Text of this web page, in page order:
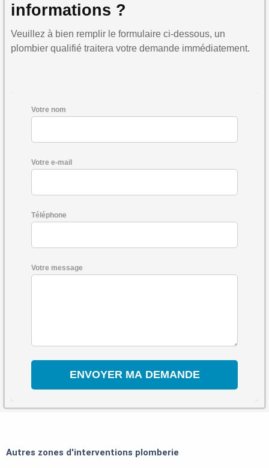
informations ?
Veuillez à bien remplir le formulaire ci-dessous, un
plombier qualifié traitera votre demande immédiatement.
Votre nom
Votre e-mail
Téléphone
Votre message
Autres zones d'interventions plomberie